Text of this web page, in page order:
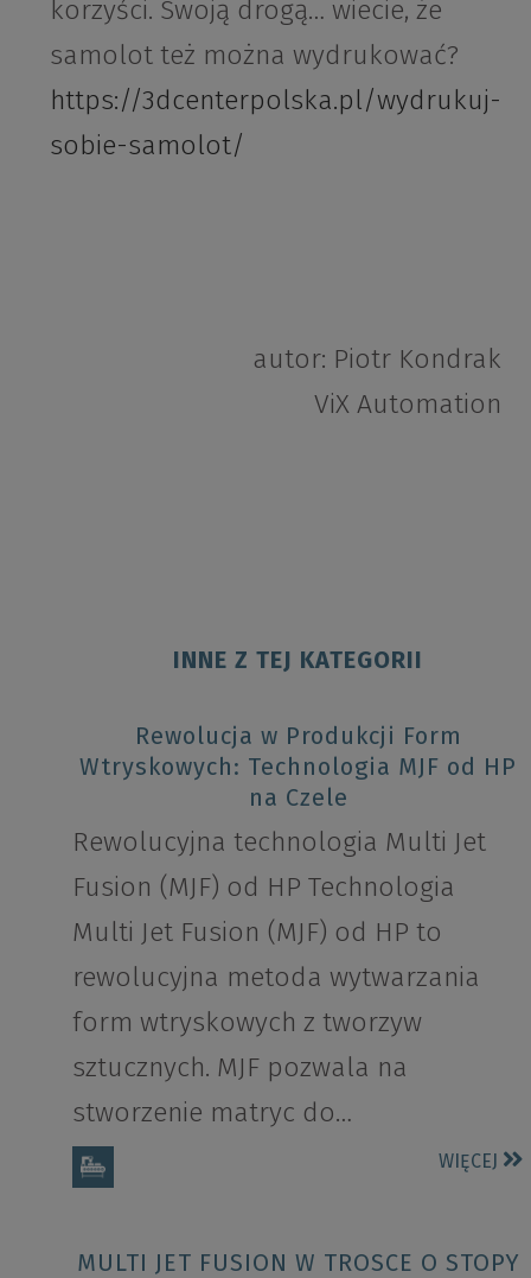
korzyści. Swoją drogą… wiecie, że
samolot też można wydrukować?
https://3dcenterpolska.pl/wydrukuj-
sobie-samolot/
autor: Piotr Kondrak
ViX Automation
INNE Z TEJ KATEGORII
Rewolucja w Produkcji Form
Wtryskowych: Technologia MJF od HP
na Czele
Rewolucyjna technologia Multi Jet
Fusion (MJF) od HP Technologia
Multi Jet Fusion (MJF) od HP to
rewolucyjna metoda wytwarzania
form wtryskowych z tworzyw
sztucznych. MJF pozwala na
stworzenie matryc do…
WIĘCEJ
MULTI JET FUSION W TROSCE O STOPY